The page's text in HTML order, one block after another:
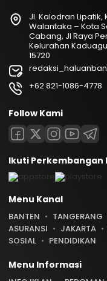
Jl. Kalodran
Walantaka – Kota
Cabang, Jl Raya
Kelurahan
15720
+62 821-1086-4778
Follow Kami
Ikuti Perkembangan
Menu Kanal
BANTEN TANGERANG
ASURANSI
JAKARTA
SOSIAL
PENDIDIKAN
Menu Informasi